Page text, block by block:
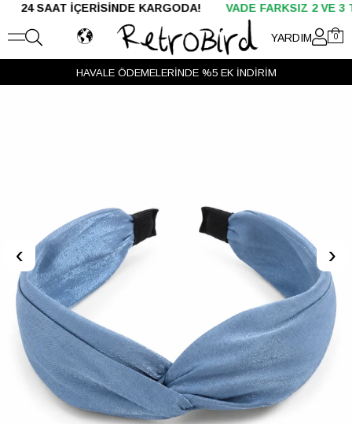
İÇERİSİNDE KARGODA!VADE FARKSIZ 2 VE 3 TAKSİT
YARDIM 0
HAVALE ÖDEMELERİNDE %5 EK İNDİRİM
‹ ›